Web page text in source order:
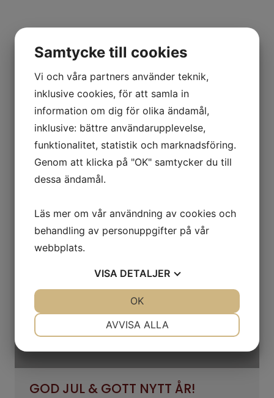
Nyheter
KONTAKTA OSS
Alla nyheter
GOD JUL & GOTT NYTT ÅR!
Samtycke till cookies
Vi och våra partners använder teknik,
inklusive cookies, för att samla in
information om dig för olika ändamål,
inklusive: bättre användarupplevelse,
funktionalitet, statistik och marknadsföring.
Genom att klicka på "OK" samtycker du till
dessa ändamål.
Läs mer om vår användning av cookies och
behandling av personuppgifter på vår
webbplats.
VISA DETALJER
AVVISA ALLA
OK